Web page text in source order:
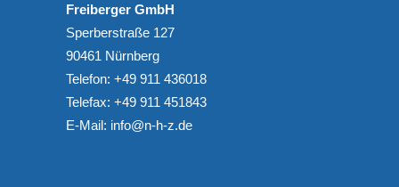
Freiberger GmbH
Sperberstraße 127
90461 Nürnberg
Telefon: +49 911 436018
Telefax: +49 911 451843
E-Mail: info@n-h-z.de